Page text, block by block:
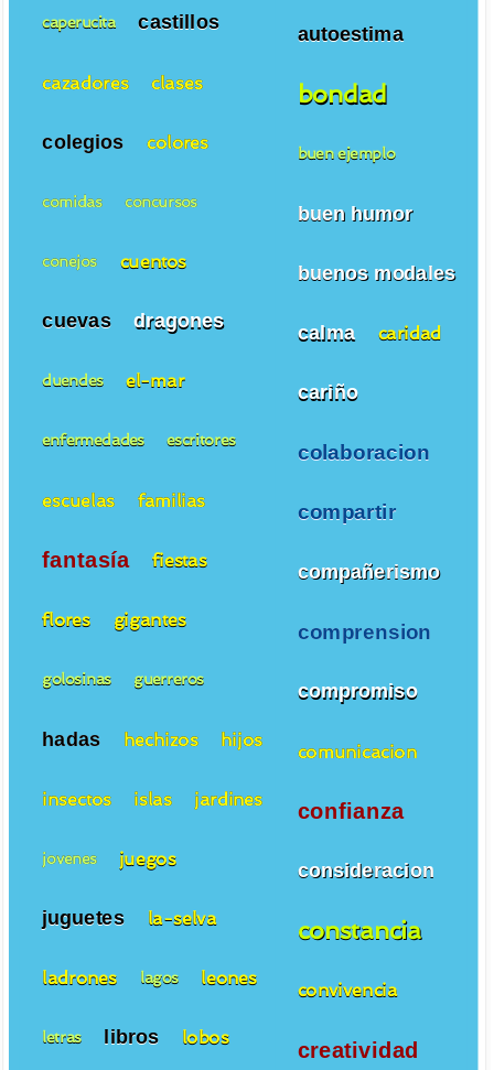
autoestima
bondad
buen ejemplo
buen humor
buenos modales
calma caridad
cariño
colaboracion
compartir
compañerismo
comprension
compromiso
comunicacion
confianza
consideracion
constancia
convivencia
creatividad
caperucita castillos
cazadores clases
colegios colores
comidas concursos
conejos cuentos
cuevas dragones
duendes el-mar
enfermedades escritores
escuelas familias
fantasía fiestas
flores gigantes
golosinas guerreros
hadas hechizos hijos
insectos islas jardines
jovenes juegos
juguetes la-selva
ladrones lagos leones
letras libros lobos